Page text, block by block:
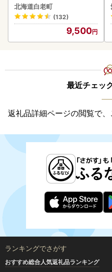
0g AK081
北海道白老町
(132)
9,500
最近チェッ
返礼品詳細ページの閲覧で、
ランキングでさがす
おすすめ総合人気返礼品ランキング